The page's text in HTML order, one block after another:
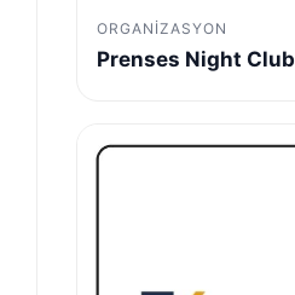
ORGANIZASYON
Prenses Night Club